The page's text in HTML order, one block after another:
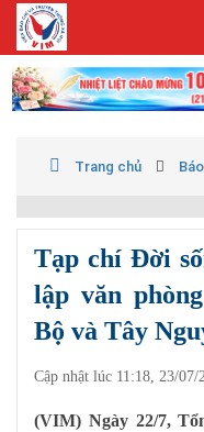
Trang chủ
Tạp chí Đời
lập văn
Bộ và Tây
Cập nhật lúc 11:18, 23/07/
(VIM) Ngày 22/7,